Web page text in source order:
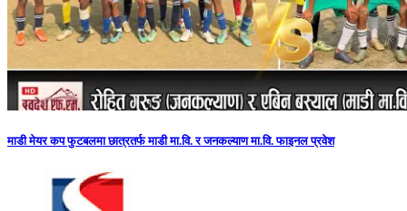
माडी मेयर कप फुटबलमा छात्रतर्फ माडी मा.वि. र जनकल्याण मा.वि. फाइनल प्रवेश